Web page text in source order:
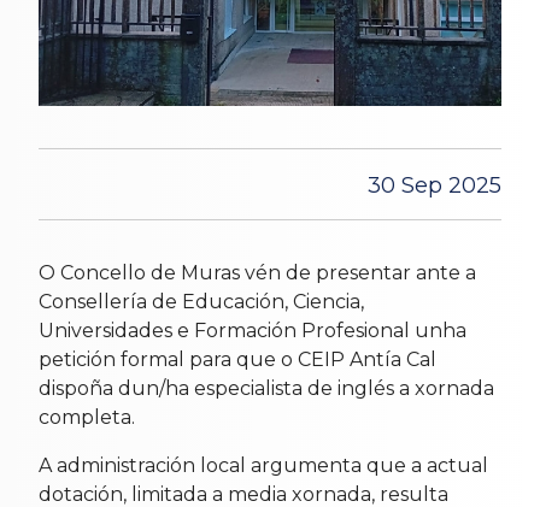
30 Sep 2025
O Concello de Muras vén de presentar ante a
Consellería de Educación, Ciencia,
Universidades e Formación Profesional unha
petición formal para que o CEIP Antía Cal
dispoña dun/ha especialista de inglés a xornada
completa.
A administración local argumenta que a actual
dotación, limitada a media xornada, resulta